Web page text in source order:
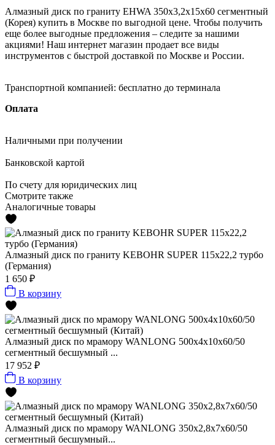
Алмазный диск по граниту EHWA 350x3,2x15x60 сегментный
(Корея) купить в Москве по выгодной цене. Чтобы получить
еще более выгодные предложения – следите за нашими
акциями! Наш интернет магазин продает все виды
инструментов с быстрой доставкой по Москве и России.
Транспортной компанией: бесплатно до терминала
Оплата
Наличными при получении
Банковской картой
По счету для юридических лиц
Смотрите также
Аналогичные товары
Алмазный диск по граниту KEBOHR SUPER 115x22,2 турбо
(Германия)
1 650 ₽
В корзину
Алмазный диск по мрамору WANLONG 500х4х10х60/50
сегментный бесшумный ...
17 952 ₽
В корзину
Алмазный диск по мрамору WANLONG 350х2,8х7х60/50
сегментный бесшумный...